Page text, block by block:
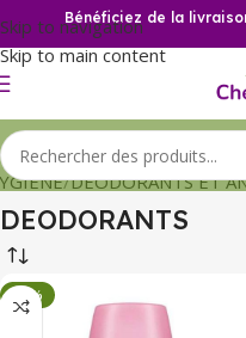
Skip to navigation
Skip to main content
Bénéficiez de la
DEODORANTS ET
DEODORANTS
-34%